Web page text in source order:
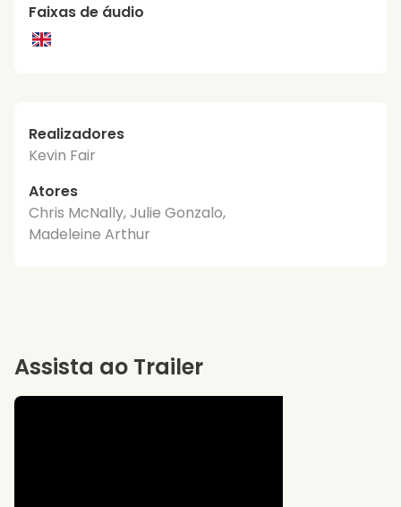
Faixas de áudio
Realizadores
Kevin Fair
Atores
Chris McNally, Julie Gonzalo,
Madeleine Arthur
Assista ao Trailer